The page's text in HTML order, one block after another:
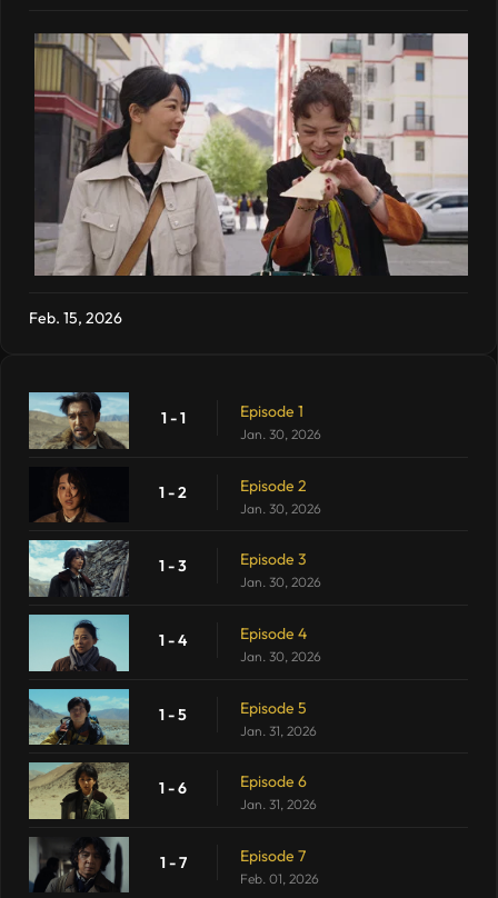
Feb. 15, 2026
1 - 1 Episode 1
Jan. 30, 2026
1 - 2 Episode 2
Jan. 30, 2026
1 - 3 Episode 3
Jan. 30, 2026
1 - 4 Episode 4
Jan. 30, 2026
1 - 5 Episode 5
Jan. 31, 2026
1 - 6 Episode 6
Jan. 31, 2026
1 - 7 Episode 7
Feb. 01, 2026